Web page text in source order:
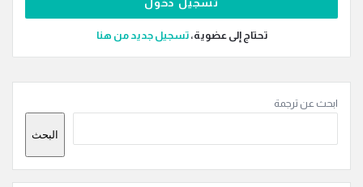
تحتاج إلى عضوية،‫تسجيل جديد من هنا
الجانبية
ابحث عن ترجمة
البحث